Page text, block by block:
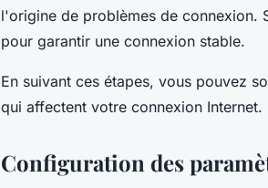
l'origine de problèmes de connexion.
pour garantir une connexion stable.
En suivant ces étapes, vous pouvez
qui affectent votre connexion Internet.
Configuration des